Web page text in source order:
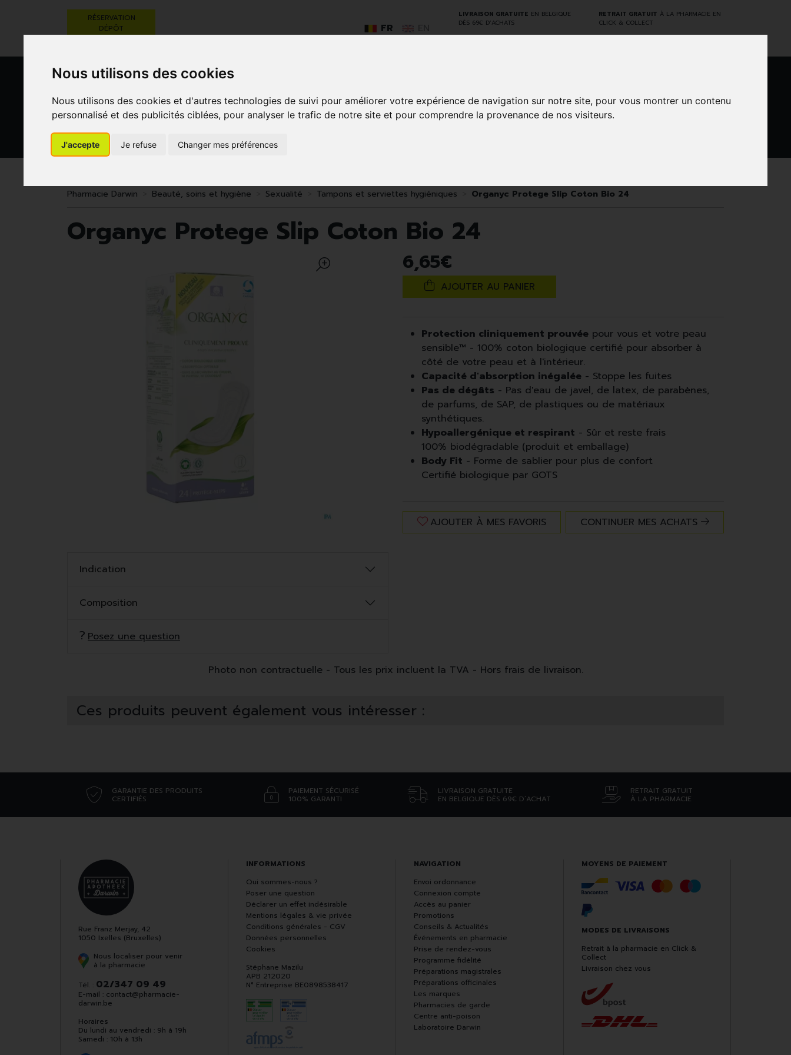
Nous utilisons des cookies
Nous utilisons des cookies et d'autres technologies de suivi pour améliorer votre expérience de navigation sur notre site, pour vous montrer un contenu
personnalisé et des publicités ciblées, pour analyser le trafic de notre site et pour comprendre la provenance de nos visiteurs.
J'accepte Je refuse Changer mes préférences
LIVRAISON GRATUITE EN BELGIQUE
DÈS 69€ D’ACHATS
RETRAIT GRATUIT À LA PHARMACIE EN
CLICK & COLLECT
FR
RÉSERVATION
DÉPÔT
GO
BEAUTÉ,
GROSSESSE
Pharmacie Darwin Beauté, soins et hygiène Sexualité Tampons et serviettes hygiéniques Organyc Protege Slip Coton Bio 24
Organyc Protege Slip Coton Bio 24
6,65€
AJOUTER AU PANIER
Protection cliniquement prouvée pour vous et votre peau
sensible™ - 100% coton biologique certifié pour absorber à
côté de votre peau et à l'intérieur.
Capacité d'absorption inégalée - Stoppe les fuites
Pas de dégâts - Pas d'eau de javel, de latex, de parabènes,
de parfums, de SAP, de plastiques ou de matériaux
synthétiques.
Hypoallergénique et respirant - Sûr et reste frais
100% biodégradable (produit et emballage)
Body Fit - Forme de sablier pour plus de confort
Certifié biologique par GOTS
AJOUTER À MES FAVORIS CONTINUER MES ACHATS
Indication
Composition
Posez une question
Photo non contractuelle - Tous les prix incluent la TVA - Hors frais de livraison.
Ces produits peuvent également vous intéresser :
GARANTIE DES PRODUITS
CERTIFIÉS
PAIEMENT SÉCURISÉ
100% GARANTI
LIVRAISON GRATUITE
EN BELGIQUE DÈS 69€ D’ACHAT
RETRAIT GRATUIT
À LA PHARMACIE
Rue Franz Merjay, 42
1050 Ixelles (Bruxelles)
Nous localiser pour venir
à la pharmacie
Tél. : 02/347 09 49
E-mail : contact@pharmacie-
darwin.be
Horaires
Du lundi au vendredi : 9h à 19h
Samedi : 10h à 13h
INFORMATIONS
Qui sommes-nous ?
Poser une question
Déclarer un effet indésirable
Mentions légales & vie privée
Conditions générales - CGV
Données personnelles
Cookies
Stéphane Mazilu
APB 212020
N° Entreprise BE0898538417
NAVIGATION
Envoi ordonnance
Connexion compte
Accès au panier
Promotions
Conseils & Actualités
Événements en pharmacie
Prise de rendez-vous
Programme fidélité
Préparations magistrales
Préparations officinales
Les marques
Pharmacies de garde
Centre anti-poison
Laboratoire Darwin
MOYENS DE PAIEMENT
MODES DE LIVRAISONS
Retrait à la pharmacie en Click &
Collect
Livraison chez vous